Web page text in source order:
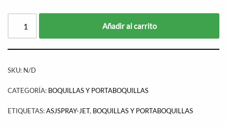
Añadir al carrito
SKU: N/D
CATEGORÍA: BOQUILLAS Y PORTABOQUILLAS
ETIQUETAS:ASJSPRAY-JET, BOQUILLAS Y PORTABOQUILLAS